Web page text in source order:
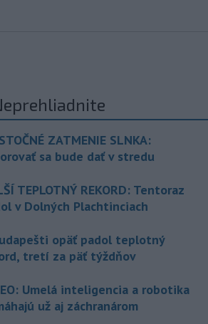
ZATMENIE SLNKA:
sa bude dať v stredu
TEPLOTNÝ REKORD: Tentoraz
v Dolných Plachtinciach
opäť padol teplotný
tretí za päť týždňov
Umelá inteligencia a robotika
už aj záchranárom